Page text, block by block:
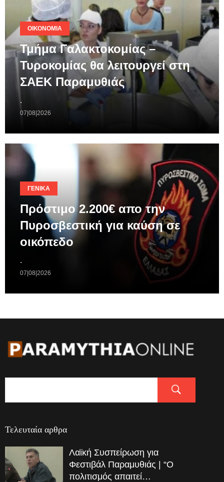
ΟΙΚΟΝΟΜΊΑ
Τμήμα Γαλακτοκομίας –
Τυροκομίας θα λειτουργεί στη
ΣΑΕΚ Παραμυθιάς
.
07|08|2026
ΓΕΝΙΚΆ
Πρόστιμο 2.200€ απο την
Πυροσβεστική για καύση σε
οικόπεδο
.
07|08|2026
Τελευταία αρθρα
Λαϊκή Συσπείρωση για
Φεστιβάλ Παραμυθιάς | “Ο
πολιτισμός απαιτεί…